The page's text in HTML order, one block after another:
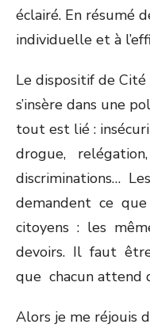
éclairé. En résumé
individuelle et à
Le dispositif de
s’insère dans une
tout est lié :
drogue,
discriminations…
demandent ce
citoyens : les
devoirs. Il faut
que chacun attend
Alors je me réjouis